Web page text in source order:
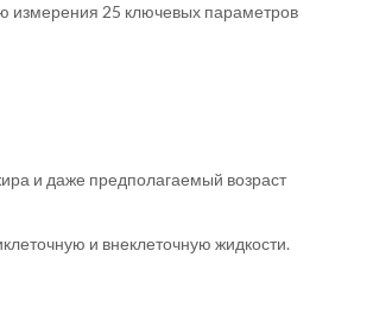
измерения 25 ключевых параметров
и даже предполагаемый возраст
и внеклеточную жидкости.